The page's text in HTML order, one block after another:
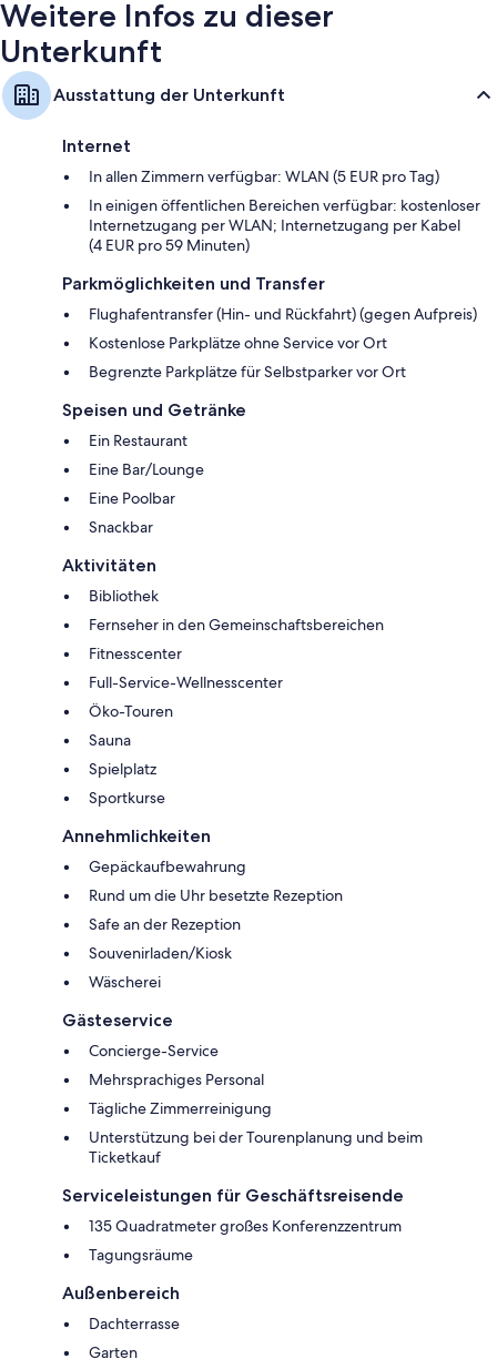
Weitere Infos zu dieser
Unterkunft
Ausstattung der Unterkunft
Internet
In allen Zimmern verfügbar: WLAN (5 EUR pro Tag)
In einigen öffentlichen Bereichen verfügbar: kostenloser
Internetzugang per WLAN; Internetzugang per Kabel
(4 EUR pro 59 Minuten)
Parkmöglichkeiten und Transfer
Flughafentransfer (Hin- und Rückfahrt) (gegen Aufpreis)
Kostenlose Parkplätze ohne Service vor Ort
Begrenzte Parkplätze für Selbstparker vor Ort
Speisen und Getränke
Ein Restaurant
Eine Bar/Lounge
Eine Poolbar
Snackbar
Aktivitäten
Bibliothek
Fernseher in den Gemeinschaftsbereichen
Fitnesscenter
Full-Service-Wellnesscenter
Öko-Touren
Sauna
Spielplatz
Sportkurse
Annehmlichkeiten
Gepäckaufbewahrung
Rund um die Uhr besetzte Rezeption
Safe an der Rezeption
Souvenirladen/Kiosk
Wäscherei
Gästeservice
Concierge-Service
Mehrsprachiges Personal
Tägliche Zimmerreinigung
Unterstützung bei der Tourenplanung und beim
Ticketkauf
Serviceleistungen für Geschäftsreisende
135 Quadratmeter großes Konferenzzentrum
Tagungsräume
Außenbereich
Dachterrasse
Garten